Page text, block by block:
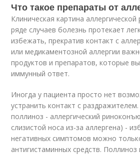
Что такое препараты от
Клиническая картина
ряде случаев болезнь протекает
избежать, прекратив контакт с
или медикаментозной аллергии
продуктов и препаратов, которые
иммунный ответ.
Иногда у пациента просто нет
устранить контакт с
поллиноз - аллергический
слизистой носа из-за аллергена) -
негативных симптомов можно
антигистаминных средств. Поллиноз